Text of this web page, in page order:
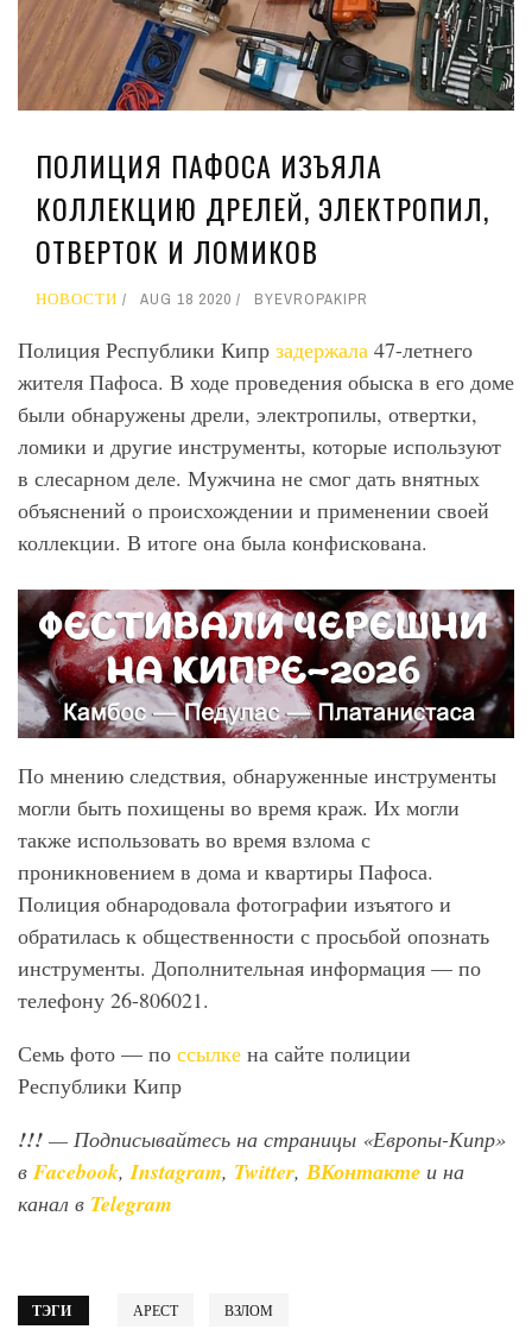
ПОЛИЦИЯ ПАФОСА ИЗЪЯЛА
КОЛЛЕКЦИЮ ДРЕЛЕЙ, ЭЛЕКТРОПИЛ,
ОТВЕРТОК И ЛОМИКОВ
НОВОСТИ AUG 18 2020 BYEVROPAKIPR
Полиция Республики Кипр задержала 47-летнего
жителя Пафоса. В ходе проведения обыска в его доме
были обнаружены дрели, электропилы, отвертки,
ломики и другие инструменты, которые используют
в слесарном деле. Мужчина не смог дать внятных
объяснений о происхождении и применении своей
коллекции. В итоге она была конфискована.
По мнению следствия, обнаруженные инструменты
могли быть похищены во время краж. Их могли
также использовать во время взлома с
проникновением в дома и квартиры Пафоса.
Полиция обнародовала фотографии изъятого и
обратилась к общественности с просьбой опознать
инструменты. Дополнительная информация — по
телефону 26-806021.
Семь фото — по ссылке на сайте полиции
Республики Кипр
!!! — Подписывайтесь на страницы «Европы-Кипр»
вFacebook,Instagram, Twitter, ВКонтакте и на
канал в Telegram
ТЭГИ АРЕСТ ВЗЛОМ